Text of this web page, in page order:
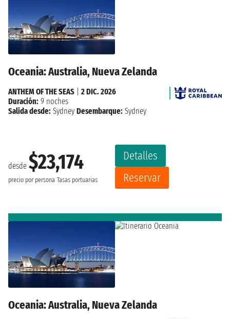
Oceania: Australia, Nueva Zelanda
desde $23,174
precio por persona Tasas portuarias
Detalles
Reservar
ANTHEM OF THE SEAS
2 DIC. 2026
Duración: 9 noches
Salida desde: Sydney Desembarque: Sydney
Oceania: Australia, Nueva Zelanda